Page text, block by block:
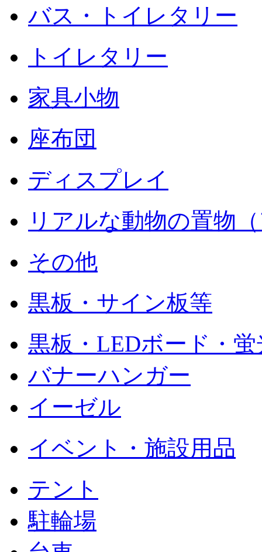
バス・トイレタリー
トイレタリー
家具小物
座布団
ディスプレイ
リアルな動物の置物
その他
黒板・サイン板等
黒板・LEDボード・
バナーハンガー
イーゼル
イベント・施設用品
テント
駐輪場